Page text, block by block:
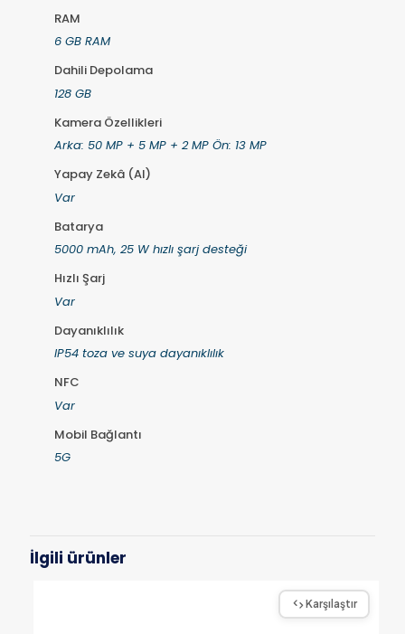
RAM
6 GB RAM
Dahili Depolama
128 GB
Kamera Özellikleri
Arka: 50 MP + 5 MP + 2 MP Ön: 13 MP
Yapay Zekâ (AI)
Var
Batarya
5000 mAh, 25 W hızlı şarj desteği
Hızlı Şarj
Var
Dayanıklılık
IP54 toza ve suya dayanıklılık
NFC
Var
Mobil Bağlantı
5G
İlgili ürünler
Karşılaştır